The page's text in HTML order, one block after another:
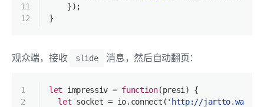
11
12
    });
}
观众端，接收 slide 消息，然后自动翻页：
1
2
let impressiv = function(presi ) {
let socket = io.connect( 'http://jartto.wang'